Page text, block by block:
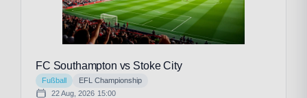
FC Southampton vs Stoke City
Fußball
EFL Championship
22 Aug, 2026 15:00